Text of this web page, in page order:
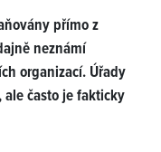
přímo z
neznámí
organizací. Úřady
často je fakticky